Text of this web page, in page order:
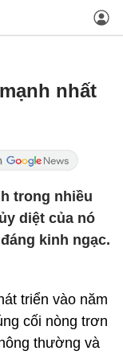
nhất
trong nhiều
diệt của nó
kinh ngạc.
triển vào năm
cối nòng trơn
thường và